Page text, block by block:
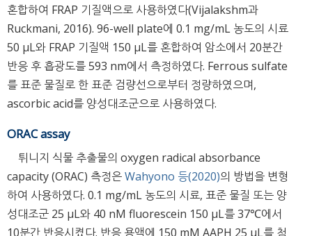
혼합하여 FRAP 기질액으로 사용하였다(Vijalakshm과
Ruckmani, 2016). 96-well plate에 0.1 mg/mL 농도의 시료
50 μL와 FRAP 기질액 150 μL를 혼합하여 암소에서 20분간
반응 후 흡광도를 593 nm에서 측정하였다. Ferrous sulfate
를 표준 물질로 한 표준 검량선으로부터 정량하였으며,
ascorbic acid를 양성대조군으로 사용하였다.
ORAC assay
튀니지 식물 추출물의 oxygen radical absorbance
capacity (ORAC) 측정은Wahyono 등(2020)의 방법을 변형
하여 사용하였다. 0.1 mg/mL 농도의 시료, 표준 물질 또는 양
성대조군 25 μL와 40 nM fluorescein 150 μL를 37℃에서
10분간 반응시켰다. 반응 용액에 150 mM AAPH 25 μL를 첨